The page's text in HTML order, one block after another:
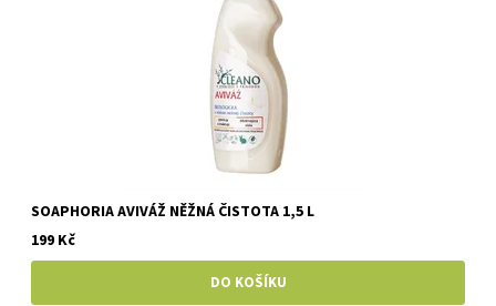
SOAPHORIA AVIVÁŽ NĚŽNÁ ČISTOTA 1,5 L
199 Kč